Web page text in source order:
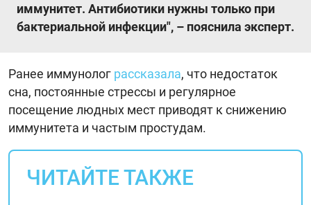
иммунитет. Антибиотики нужны только при
бактериальной инфекции", – пояснила эксперт.
Ранее иммунолог рассказала, что недостаток
сна, постоянные стрессы и регулярное
посещение людных мест приводят к снижению
иммунитета и частым простудам.
ЧИТАЙТЕ ТАКЖЕ